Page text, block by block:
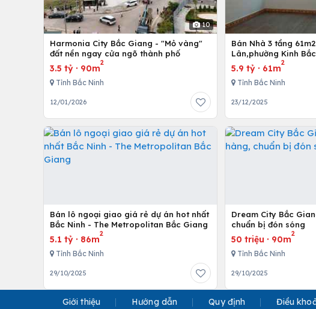
10
Harmonia City Bắc Giang - "Mỏ vàng"
đất nền ngay cửa ngõ thành phố
3.5 tỷ · 90m
2
Tỉnh Bắc Ninh
12/01/2026
Bán Nhà 3 tầng
Lân,phường Kinh
5.9 tỷ · 61m
2
Tỉnh Bắc Ninh
23/12/2025
Bán lô ngoại giao giá rẻ dự án hot nhất
Bắc Ninh - The Metropolitan Bắc Giang
5.1 tỷ · 86m
2
Tỉnh Bắc Ninh
29/10/2025
Dream City Bắc
chuẩn bị đón sóng
50 triệu · 90m
2
Tỉnh Bắc Ninh
29/10/2025
Giới thiệu Hướng dẫn Quy định Điều